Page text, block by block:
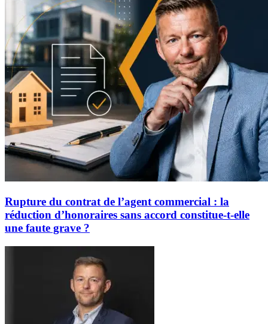
Rupture du contrat de l’agent commercial : la
réduction d’honoraires sans accord constitue-t-elle
une faute grave ?